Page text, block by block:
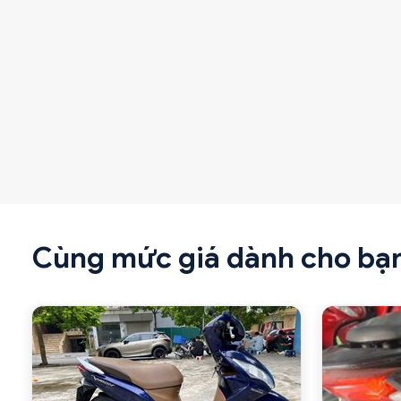
Cùng mức giá dành cho